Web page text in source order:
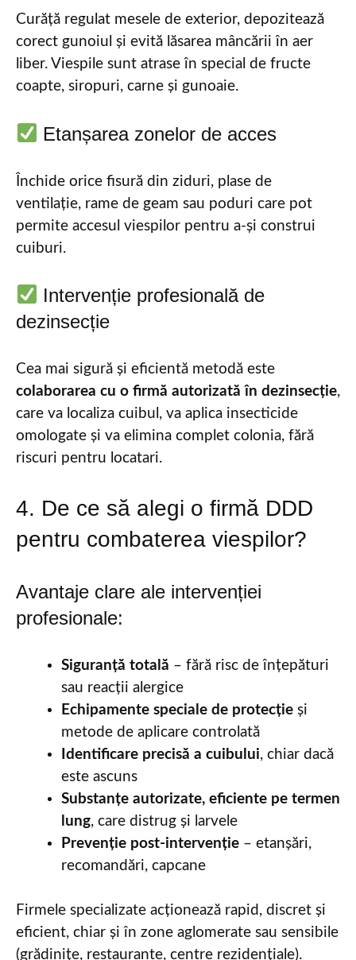
Curăță regulat mesele de exterior, depozitează
corect gunoiul și evită lăsarea mâncării în aer
liber. Viespile sunt atrase în special de fructe
coapte, siropuri, carne și gunoaie.
Etanșarea zonelor de acces
Închide orice fisură din ziduri, plase de
ventilație, rame de geam sau poduri care pot
permite accesul viespilor pentru a-și construi
cuiburi.
Intervenție profesională de
dezinsecție
Cea mai sigură și eficientă metodă este
colaborarea cu o firmă autorizată în dezinsecție,
care va localiza cuibul, va aplica insecticide
omologate și va elimina complet colonia, fără
riscuri pentru locatari.
4. De ce să alegi o firmă DDD
pentru combaterea viespilor?
Avantaje clare ale intervenției
profesionale:
Siguranță totală – fără risc de înțepături
sau reacții alergice
Echipamente speciale de protecție și
metode de aplicare controlată
Identificare precisă a cuibului, chiar dacă
este ascuns
Substanțe autorizate, eficiente pe termen
lung, care distrug și larvele
Prevenție post-intervenție – etanșări,
recomandări, capcane
Firmele specializate acționează rapid, discret și
eficient, chiar și în zone aglomerate sau sensibile
(grădinițe, restaurante, centre rezidențiale).